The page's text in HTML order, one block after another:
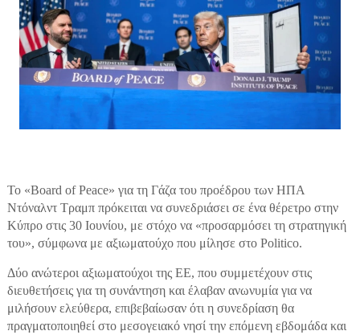
Το «Board of Peace» για τη Γάζα του προέδρου των ΗΠΑ
Ντόναλντ Τραμπ πρόκειται να συνεδριάσει σε ένα θέρετρο στην
Κύπρο στις 30 Ιουνίου, με στόχο να «προσαρμόσει τη στρατηγική
του», σύμφωνα με αξιωματούχο που μίλησε στο Politico.
Δύο ανώτεροι αξιωματούχοι της ΕΕ, που συμμετέχουν στις
διευθετήσεις για τη συνάντηση και έλαβαν ανωνυμία για να
μιλήσουν ελεύθερα, επιβεβαίωσαν ότι η συνεδρίαση θα
πραγματοποιηθεί στο μεσογειακό νησί την επόμενη εβδομάδα και